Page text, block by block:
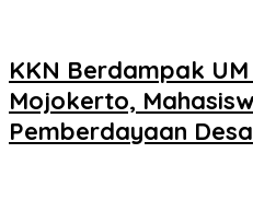
KKN Berdampak
Mojokerto,
Pemberdayaan Desa